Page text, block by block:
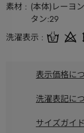
素材
(本体)レーヨ
タン:29
洗濯表示
表示価格に
洗濯表記に
サイズガイ